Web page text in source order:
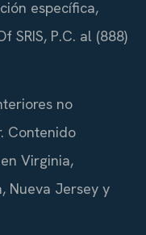
específica,
SRIS, P.C. al (888)
no
Contenido
Virginia,
Nueva Jersey y